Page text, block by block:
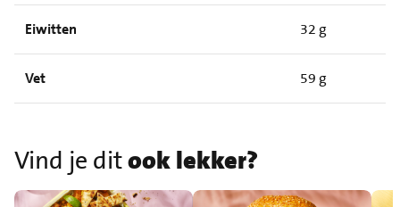
Eiwitten 32 g
Vet 59 g
Vind je ditook lekker?